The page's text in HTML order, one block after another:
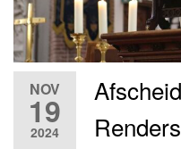
NOV
19
2024